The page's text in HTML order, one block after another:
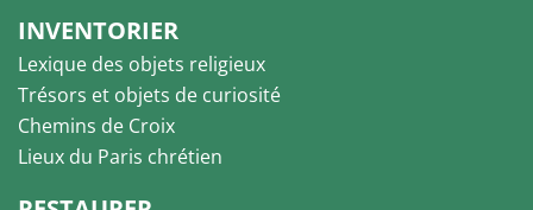
INVENTORIER
Lexique des objets religieux
Trésors et objets de curiosité
Chemins de Croix
Lieux du Paris chrétien